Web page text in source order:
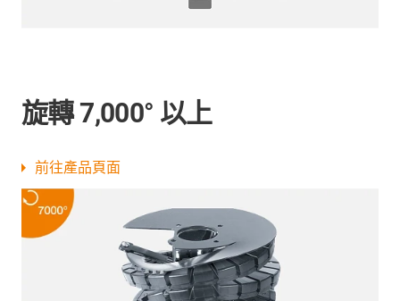
旋轉 7,000° 以上
前往產品頁面